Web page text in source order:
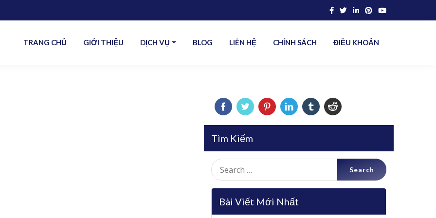
TRANG CHỦ GIỚI THIỆU DỊCH VỤ BLOG LIÊN HỆ CHÍNH SÁCH ĐIỀU KHOẢN
Tìm Kiếm
Search
for:
Bài Viết Mới Nhất